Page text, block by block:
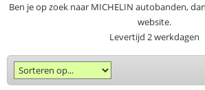
Ben je op zoek naar MICHELIN autobanden,
website.
Levertijd 2 werkdagen